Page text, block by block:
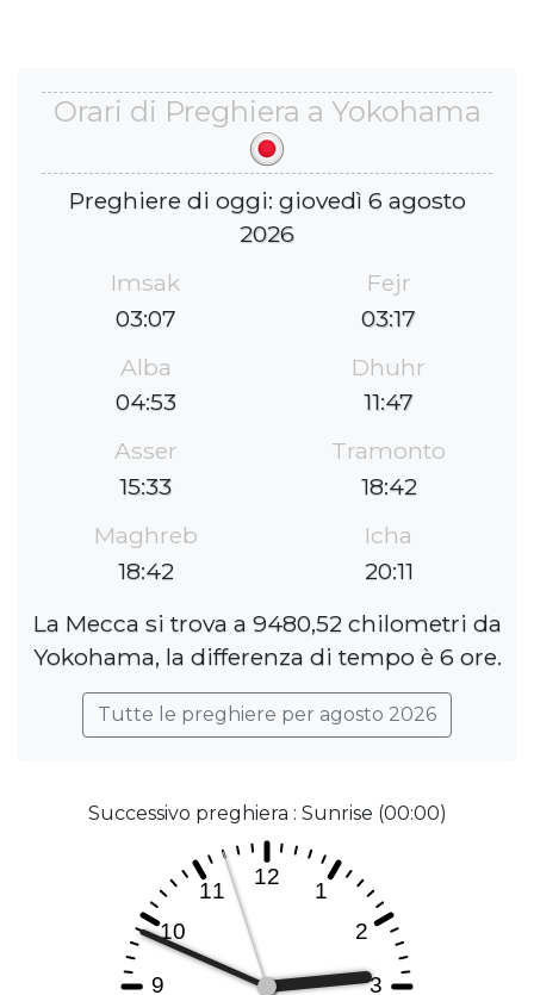
Orari di Preghiera a Yokohama
Preghiere di oggi: giovedì 6 agosto
2026
Imsak
03:07
Fejr
03:17
Alba
04:53
Dhuhr
11:47
Asser
15:33
Tramonto
18:42
Maghreb
18:42
Icha
20:11
La Mecca si trova a 9480,52 chilometri da
Yokohama, la differenza di tempo è 6 ore.
Tutte le preghiere per agosto 2026
Successivo preghiera : Sunrise (00:00)